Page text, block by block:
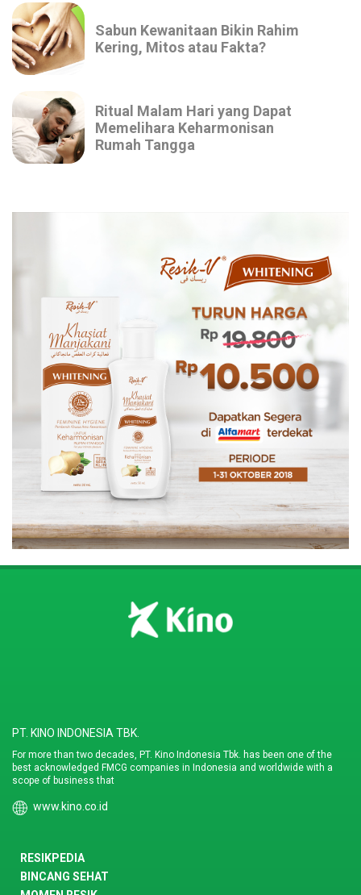
Sabun Kewanitaan Bikin Rahim
Kering, Mitos atau Fakta?
Ritual Malam Hari yang Dapat
Memelihara Keharmonisan
Rumah Tangga
PT. KINO INDONESIA TBK.
For more than two decades, PT. Kino Indonesia Tbk. has been one of the
best acknowledged FMCG companies in Indonesia and worldwide with a
scope of business that
www.kino.co.id
RESIKPEDIA
BINCANG SEHAT